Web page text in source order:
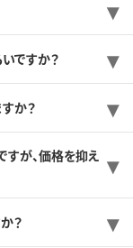
ですか？
か？
すが、価格を抑え
？